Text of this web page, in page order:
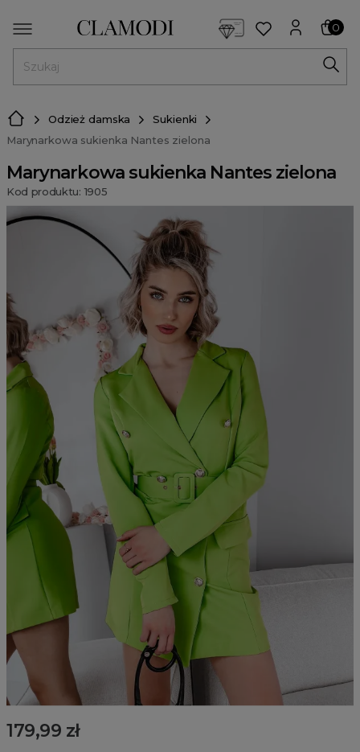
0
Odzież damska
Sukienki
Marynarkowa sukienka Nantes zielona
Marynarkowa sukienka Nantes zielona
Kod produktu: 1905
179,99 zł